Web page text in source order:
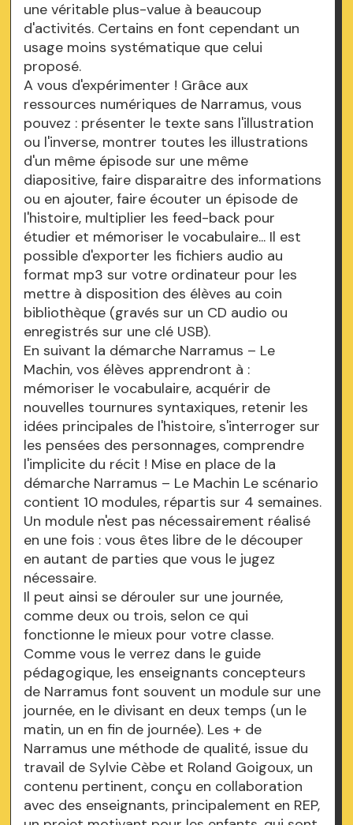
une véritable plus-value à beaucoup
d'activités. Certains en font cependant un
usage moins systématique que celui
proposé.
A vous d'expérimenter ! Grâce aux
ressources numériques de Narramus, vous
pouvez : présenter le texte sans l'illustration
ou l'inverse, montrer toutes les illustrations
d'un même épisode sur une même
diapositive, faire disparaitre des informations
ou en ajouter, faire écouter un épisode de
l'histoire, multiplier les feed-back pour
étudier et mémoriser le vocabulaire... Il est
possible d'exporter les fichiers audio au
format mp3 sur votre ordinateur pour les
mettre à disposition des élèves au coin
bibliothèque (gravés sur un CD audio ou
enregistrés sur une clé USB).
En suivant la démarche Narramus – Le
Machin, vos élèves apprendront à :
mémoriser le vocabulaire, acquérir de
nouvelles tournures syntaxiques, retenir les
idées principales de l'histoire, s'interroger sur
les pensées des personnages, comprendre
l'implicite du récit ! Mise en place de la
démarche Narramus – Le Machin Le scénario
contient 10 modules, répartis sur 4 semaines.
Un module n'est pas nécessairement réalisé
en une fois : vous êtes libre de le découper
en autant de parties que vous le jugez
nécessaire.
Il peut ainsi se dérouler sur une journée,
comme deux ou trois, selon ce qui
fonctionne le mieux pour votre classe.
Comme vous le verrez dans le guide
pédagogique, les enseignants concepteurs
de Narramus font souvent un module sur une
journée, en le divisant en deux temps (un le
matin, un en fin de journée). Les + de
Narramus une méthode de qualité, issue du
travail de Sylvie Cèbe et Roland Goigoux, un
contenu pertinent, conçu en collaboration
avec des enseignants, principalement en REP,